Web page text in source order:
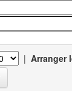
| Arranger